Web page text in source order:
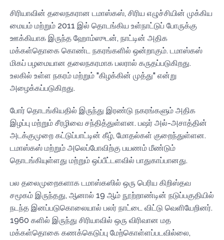
சிரியாவின் தலைநகரான டமாஸ்கஸ், சிரிய எழுச்சியின் முக்கிய
மையம் மற்றும் 2011 இல் தொடங்கிய உள்நாட்டுப் போருக்கு
ஊக்கியாக இருந்த ஹோம்ஸுடன், நாட்டின் அதிக
மக்கள்தொகை கொண்ட நகரங்களில் ஒன்றாகும். டமாஸ்கஸ்
மிகப் பழமையான தலைநகரமாக பலரால் கருதப்படுகிறது.
உலகில் உள்ள நகரம் மற்றும் "கிழக்கின் முத்து" என்று
அழைக்கப்படுகிறது.
போர் தொடங்கியதில் இருந்து இரண்டு நகரங்களும் அதிக
இழப்பு மற்றும் சீரழிவை சந்தித்துள்ளன. பஷர் அல்-அசாத்தின்
அடக்குமுறை கட்டுப்பாட்டின் கீழ், மோதல்கள் குறைந்துள்ளன.
டமாஸ்கஸ் மற்றும் அலெப்போவிற்கு பயணம் மீண்டும்
தொடங்கியுள்ளது மற்றும் ஒப்பீட்டளவில் பாதுகாப்பானது.
பல தலைமுறைகளாக டமாஸ்கஸில் ஒரு பெரிய கிறிஸ்தவ
சமூகம் இருந்தது, ஆனால் 19 ஆம் நூற்றாண்டின் நடுப்பகுதியில்
நடந்த இனப்படுகொலையால் பலர் நாட்டை விட்டு வெளியேறினர்.
1960 களில் இருந்து சிரியாவில் ஒரு விரிவான மத
மக்கள்தொகை கணக்கெடுப்பு மேற்கொள்ளப்படவில்லை,